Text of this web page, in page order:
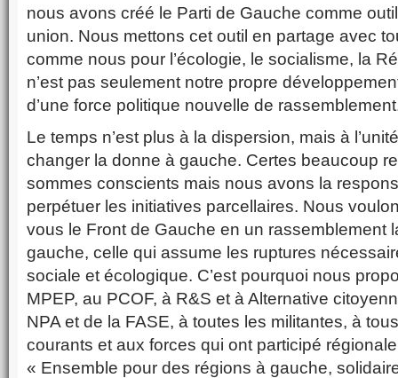
nous avons créé le Parti de Gauche comme
union. Nous mettons cet outil en partage avec
comme nous pour l’écologie, le socialisme, la
n’est pas seulement notre propre
d’une force politique nouvelle de
Le temps n’est plus à la dispersion, mais à
changer la donne à gauche. Certes beaucoup
sommes conscients mais nous avons la
perpétuer les initiatives parcellaires. Nous
vous le Front de Gauche en un rassemblement
gauche, celle qui assume les ruptures
sociale et écologique. C’est pourquoi nous
MPEP, au PCOF, à R&S et à Alternative
NPA et de la FASE, à toutes les militantes, à
courants et aux forces qui ont participé
« Ensemble pour des régions à gauche,